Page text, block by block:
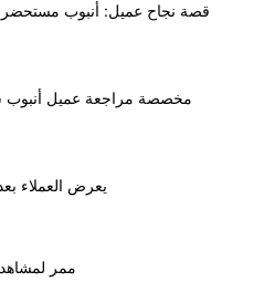
قصة نجاح عميل: أنبوب
مخصصة مراجعة عميل أنبوب
يعرض العملاء
ممر